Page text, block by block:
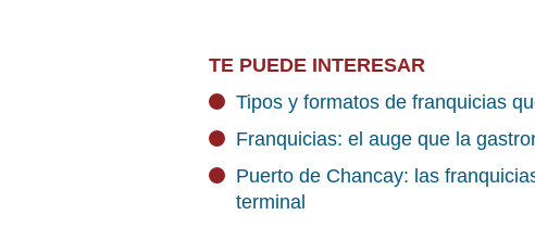
TE PUEDE INTERESAR
Tipos y formatos de franquicias
Franquicias: el auge que la
Puerto de Chancay: las
terminal